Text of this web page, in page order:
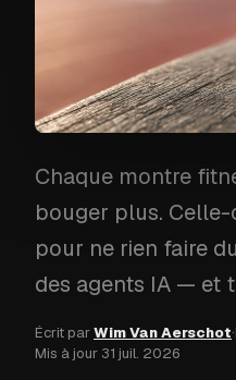
Chaque montre
bouger plus.
pour ne rien faire
des agents IA — et
Écrit parWim Van Aerschot·
Mis à jour 31 juil. 2026